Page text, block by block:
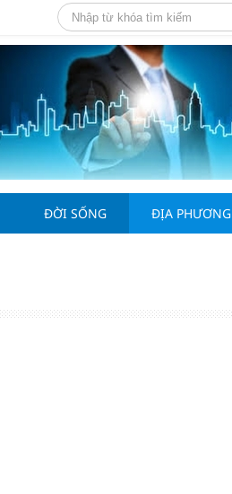
ĐỜI SỐNG ĐỊA PHƯƠNG